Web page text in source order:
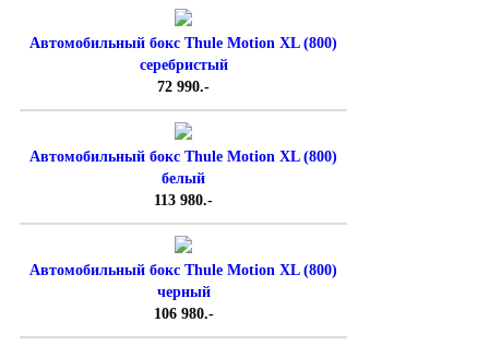
Автомобильный бокс Thule Motion XL (800)
серебристый
72 990.-
Автомобильный бокс Thule Motion XL (800)
белый
113 980.-
Автомобильный бокс Thule Motion XL (800)
черный
106 980.-